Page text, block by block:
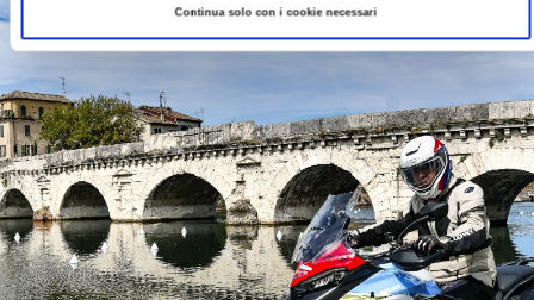
Continua solo con i cookie necessari